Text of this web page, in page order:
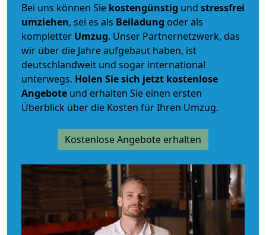
Bei uns können Sie kostengünstig und stressfrei
umziehen, sei es als Beiladung oder als
kompletter Umzug. Unser Partnernetzwerk, das
wir über die Jahre aufgebaut haben, ist
deutschlandweit und sogar international
unterwegs. Holen Sie sich jetzt kostenlose
Angebote und erhalten Sie einen ersten
Überblick über die Kosten für Ihren Umzug.
Kostenlose Angebote erhalten